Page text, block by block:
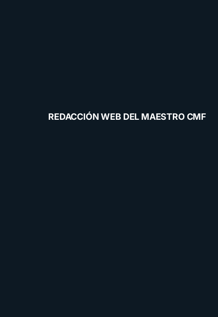
REDACCIÓN WEB DEL MAESTRO CMF